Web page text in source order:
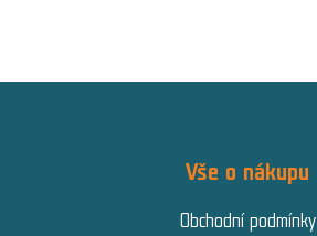
Vše o nákupu
Obchodní podmínky